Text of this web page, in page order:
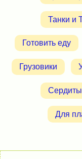
Танки и
Готовить еду
Грузовики
Для